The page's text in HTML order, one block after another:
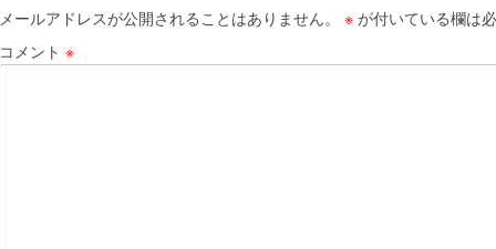
メールアドレスが公開されることはありません。 ※ が付いている欄は
コメント ※